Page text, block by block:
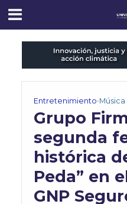
Entretenimiento•Música
Grupo
segunda
histórica
Peda” en
GNP